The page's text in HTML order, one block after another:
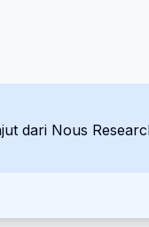
dari Nous